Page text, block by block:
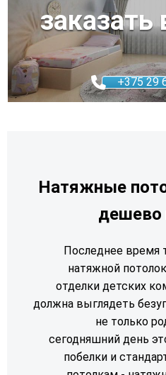
+375 29
Натяжные
дешево
Последнее время
натяжной
отделки детских
должна выглядеть
не только
сегодняшний день
побелки и